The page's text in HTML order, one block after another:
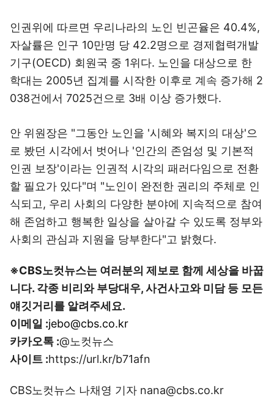
인권위에 따르면 우리나라의 노인 빈곤율은 40.4%,
자살률은 인구 10만명 당 42.2명으로 경제협력개발
기구(OECD) 회원국 중 1위다. 노인을 대상으로 한
학대는 2005년 집계를 시작한 이후로 계속 증가해 2
038건에서 7025건으로 3배 이상 증가했다.
안 위원장은 "그동안 노인을 '시혜와 복지의 대상'으
로 봤던 시각에서 벗어나 '인간의 존엄성 및 기본적
인권 보장'이라는 인권적 시각의 패러다임으로 전환
할 필요가 있다"며 "노인이 완전한 권리의 주체로 인
식되고, 우리 사회의 다양한 분야에 지속적으로 참여
해 존엄하고 행복한 일상을 살아갈 수 있도록 정부와
사회의 관심과 지원을 당부한다"고 밝혔다.
※CBS노컷뉴스는 여러분의 제보로 함께 세상을 바꿉
니다. 각종 비리와 부당대우, 사건사고와 미담 등 모든
얘깃거리를 알려주세요.
이메일 :jebo@cbs.co.kr
카카오톡 :@노컷뉴스
사이트 :https://url.kr/b71afn
CBS노컷뉴스 나채영 기자 nana@cbs.co.kr